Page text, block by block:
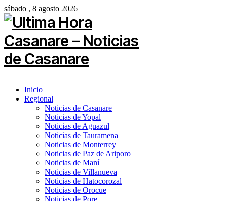
sábado , 8 agosto 2026
Inicio
Regional
Noticias de Casanare
Noticias de Yopal
Noticias de Aguazul
Noticias de Tauramena
Noticias de Monterrey
Noticias de Paz de Ariporo
Noticias de Maní
Noticias de Villanueva
Noticias de Hatocorozal
Noticias de Orocue
Noticias de Pore